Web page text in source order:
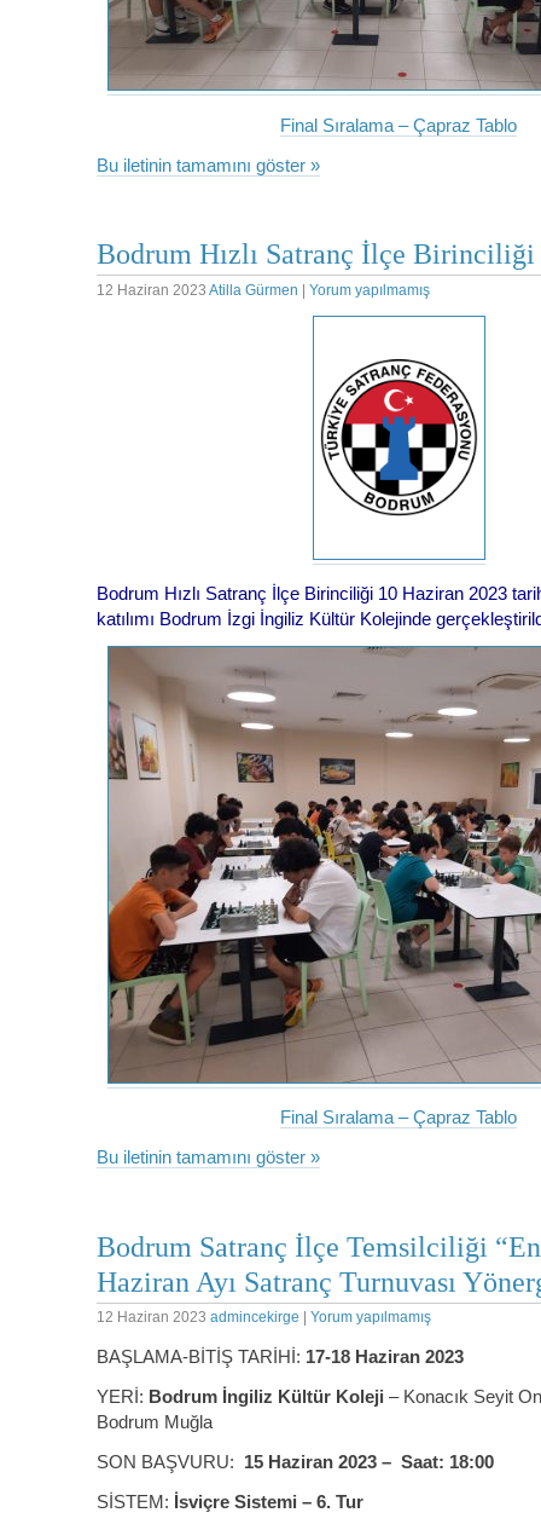
Final Sıralama – Çapraz Tablo
Bu iletinin tamamını göster »
Bodrum Hızlı Satranç İlçe Birinciliği
12 Haziran 2023 Atilla Gürmen | Yorum yapılmamış
Bodrum Hızlı Satranç İlçe Birinciliği 10 Haziran 2023
katılımı Bodrum İzgi İngiliz Kültür Kolejinde
Final Sıralama – Çapraz Tablo
Bu iletinin tamamını göster »
Bodrum Satranç İlçe Temsilciliği
Haziran Ayı Satranç Turnuvası
12 Haziran 2023 admincekirge Yorum yapılmamış
BAŞLAMA-BİTİŞ TARİHİ: 17-18 Haziran 2023
YERİ: Bodrum İngiliz Kültür Koleji – Konacık Seyit
Bodrum Muğla
SON BAŞVURU: 15 Haziran 2023 – Saat: 18:00
SİSTEM: İsviçre Sistemi – 6. Tur